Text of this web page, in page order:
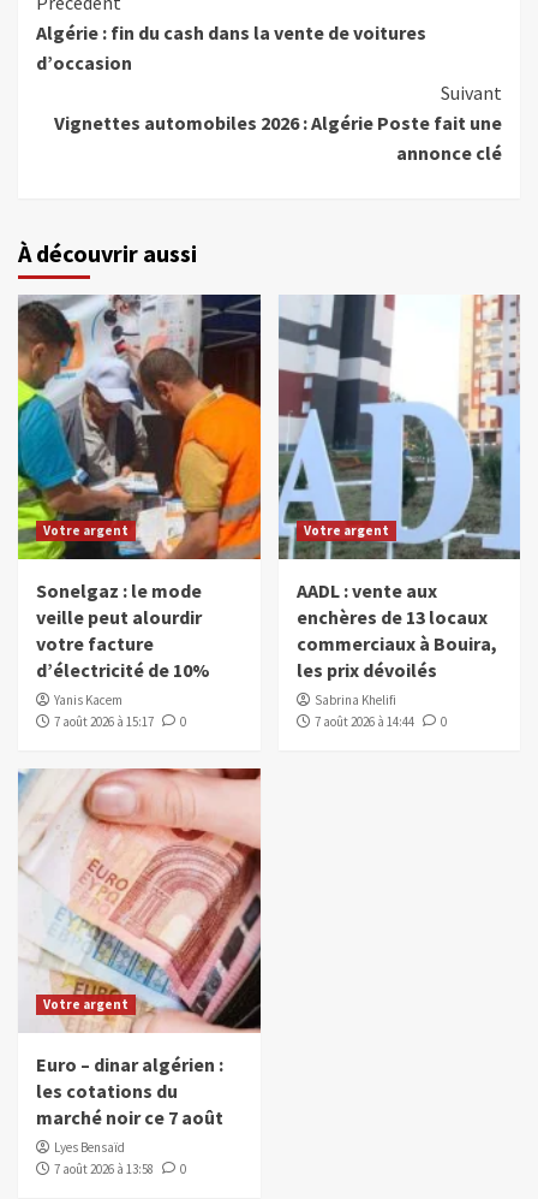
Algérie : fin du cash dans la vente de voitures
d’occasion
Suivant
Vignettes automobiles 2026 : Algérie Poste fait une
annonce clé
À découvrir aussi
Votre argent
Sonelgaz : le mode
veille peut alourdir
votre facture
d’électricité de 10%
Yanis Kacem
7 août 2026 à 15:17
0
Votre argent
AADL : vente aux
enchères de 13 locaux
commerciaux à Bouira,
les prix dévoilés
Sabrina Khelifi
7 août 2026 à 14:44
0
Votre argent
Euro – dinar algérien :
les cotations du
marché noir ce 7 août
Lyes Bensaïd
7 août 2026 à 13:58
0